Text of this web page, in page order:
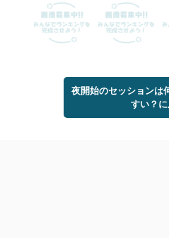
夜開始のセッションは
すい？に